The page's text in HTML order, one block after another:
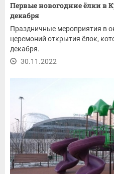
Первые новогодние ёлки в
декабря
Праздничные мероприятия в
церемоний открытия ёлок,
декабря.
30.11.2022